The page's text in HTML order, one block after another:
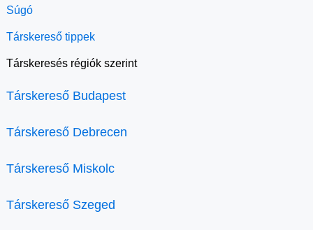
Súgó
Társkereső tippek
Társkeresés régiók szerint
Társkereső Budapest
Társkereső Debrecen
Társkereső Miskolc
Társkereső Szeged